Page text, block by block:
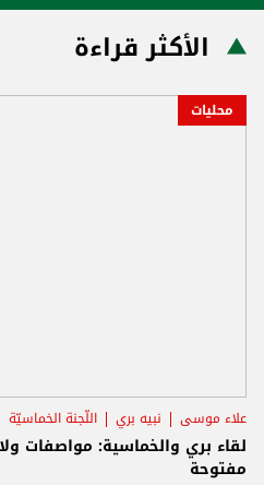
الأكثر قراءة
محليات
علاء موسى نبيه بري اللّجنة الخماسيّة
لقاء بري والخماسية: مواصفات
مفتوحة